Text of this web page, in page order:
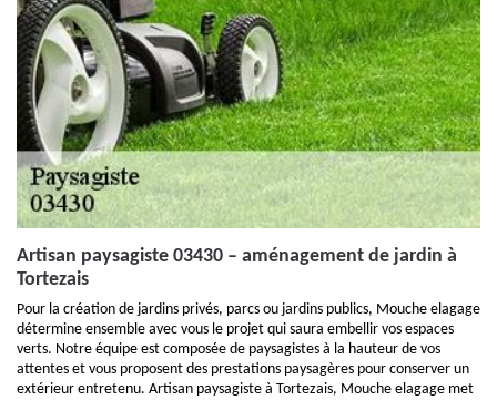
Artisan paysagiste 03430 – aménagement de jardin à
Tortezais
Pour la création de jardins privés, parcs ou jardins publics, Mouche elagage
détermine ensemble avec vous le projet qui saura embellir vos espaces
verts. Notre équipe est composée de paysagistes à la hauteur de vos
attentes et vous proposent des prestations paysagères pour conserver un
extérieur entretenu. Artisan paysagiste à Tortezais, Mouche elagage met